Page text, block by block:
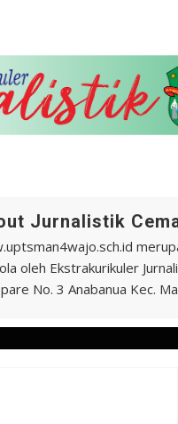
Jurnalistik
oleh Ekstrakurikuler
No. 3 Anabanua Kec.